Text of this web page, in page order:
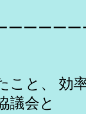
ーーーー
と、 効
議会と